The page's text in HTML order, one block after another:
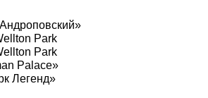
Park
Park
Palace»
Легенд»